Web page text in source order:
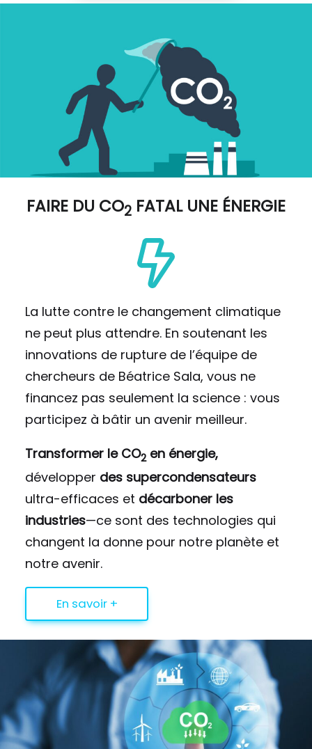
FAIRE DU CO2 FATAL UNE ÉNERGIE
La lutte contre le changement climatique
ne peut plus attendre. En soutenant les
innovations de rupture de l’équipe de
chercheurs de Béatrice Sala, vous ne
financez pas seulement la science : vous
participez à bâtir un avenir meilleur.
Transformer le CO2 en énergie,
développer des supercondensateurs
ultra-efficaces et décarboner les
industries—ce sont des technologies qui
changent la donne pour notre planète et
notre avenir.
En savoir +